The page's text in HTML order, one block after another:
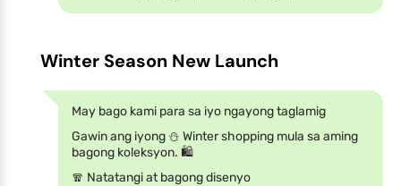
Winter Season New Launch
May bago kami para sa iyo ngayong taglamig
Gawin ang iyong ⛄ Winter shopping mula sa aming
bagong koleksyon. 🛍️
🧣 Natatangi at bagong disenyo